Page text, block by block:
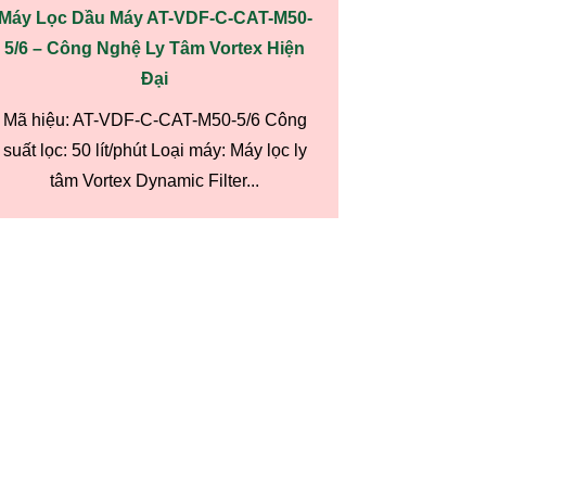
Máy Lọc Dầu Máy AT-VDF-C-CAT-M50-
5/6 – Công Nghệ Ly Tâm Vortex Hiện
Đại
Mã hiệu: AT-VDF-C-CAT-M50-5/6 Công
suất lọc: 50 lít/phút Loại máy: Máy lọc ly
tâm Vortex Dynamic Filter...